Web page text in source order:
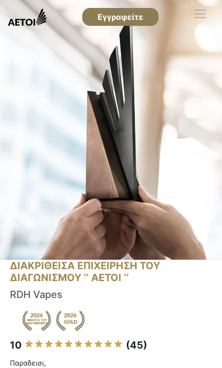
Εγγραφείτε
ΔΙΑΚΡΙΘΕΙΣΑ ΕΠΙΧΕΙΡΗΣΗ ΤΟΥ
ΔΙΑΓΩΝΙΣΜΟΥ ‘’ ΑΕΤΟΙ ‘’
RDH Vapes
10 (45)
Παραδεισι,